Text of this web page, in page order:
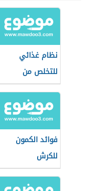
نظام غذائي
للتخلص من
الكرش
فوائد الكمون
للكرش